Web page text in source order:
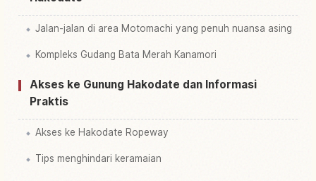
Jalan-jalan di area Motomachi yang penuh nuansa asing
Kompleks Gudang Bata Merah Kanamori
Akses ke Gunung Hakodate dan Informasi
Praktis
Akses ke Hakodate Ropeway
Tips menghindari keramaian